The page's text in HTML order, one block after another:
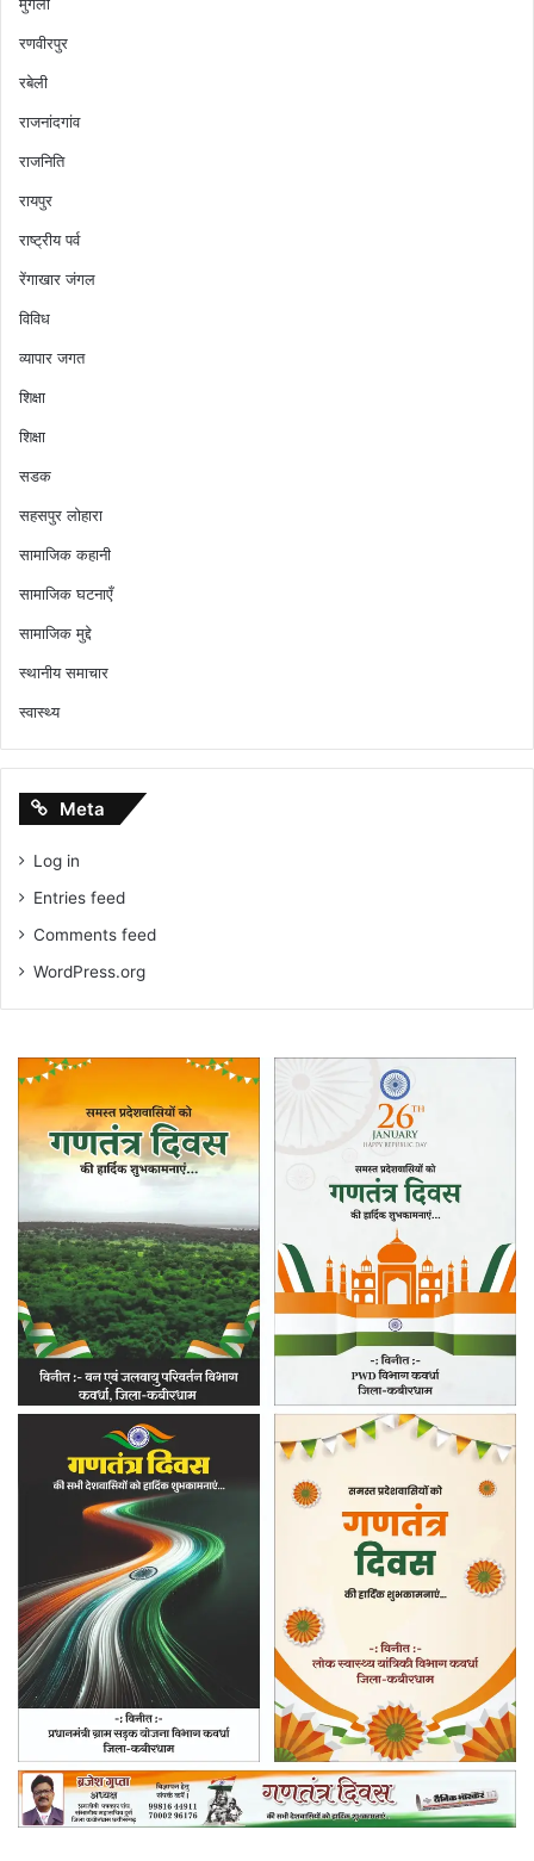
रणवीरपुर
रबेली
राजनांदगांव
राजनिति
रायपुर
राष्ट्रीय पर्व
रेंगाखार जंगल
विविध
व्यापार जगत
शिक्षा
शिक्षा
सडक
सहसपुर लोहारा
सामाजिक कहानी
सामाजिक घटनाएँ
सामाजिक मुद्दे
स्थानीय समाचार
स्वास्थ्य
Meta
Log in
Entries feed
Comments feed
WordPress.org